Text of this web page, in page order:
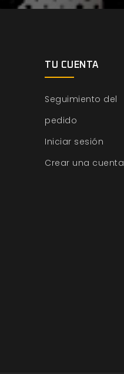
TU CUENTA
Seguimiento del
pedido
Iniciar sesión
Crear una cuenta